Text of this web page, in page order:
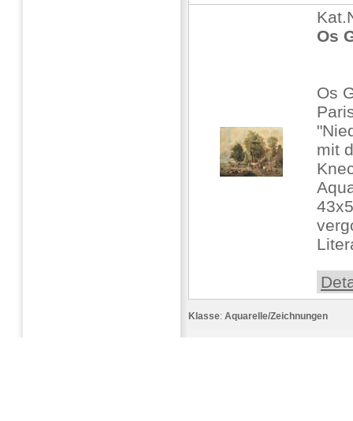
Os
Os
mit
Klasse: Aquarelle/Zeichnungen